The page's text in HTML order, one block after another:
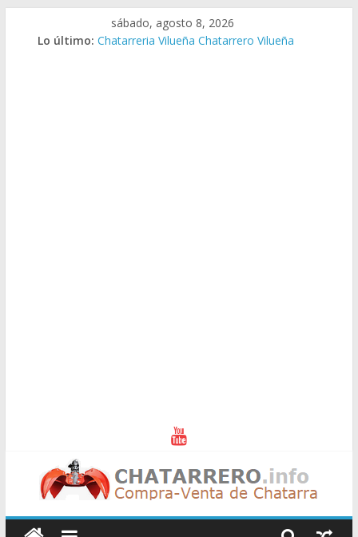
sábado, agosto 8, 2026
Lo último: Chatarreria Vilueña Chatarrero Vilueña
Chatarreros